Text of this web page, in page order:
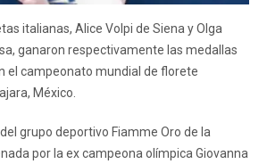
italianas, Alice Volpi de Siena y Olga
ganaron respectivamente las medallas
el campeonato mundial de florete
México.
grupo deportivo Fiamme Oro de la
por la ex campeona olímpica Giovanna